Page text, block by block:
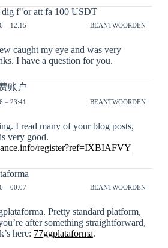
f"or att fa 100 USDT
– 12:15 BEANTWOORDEN
caught my eye and was very
I have a question for you.
账户
– 23:41 BEANTWOORDEN
I read many of your blog posts,
very good.
register?ref=IXBIAFVY
– 00:07 BEANTWOORDEN
Pretty standard platform,
after something straightforward,
here: 77ggplataforma.